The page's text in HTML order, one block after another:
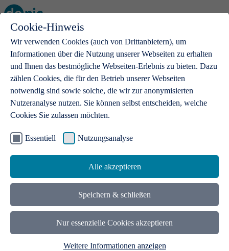
Cookie-Hinweis
Wir verwenden Cookies (auch von Drittanbietern), um
Informationen über die Nutzung unserer Webseiten zu erhalten
und Ihnen das bestmögliche Webseiten-Erlebnis zu bieten. Dazu
zählen Cookies, die für den Betrieb unserer Webseiten
notwendig sind sowie solche, die wir zur anonymisierten
Nutzeranalyse nutzen. Sie können selbst entscheiden, welche
Cookies Sie zulassen möchten.
Essentiell Nutzungsanalyse
Alle akzeptieren
Speichern & schließen
Nur essenzielle Cookies akzeptieren
Weitere Informationen anzeigen
Open main menu
.de-Domains
Mit einer .de-Domain erhalten Ideen eine Bühne